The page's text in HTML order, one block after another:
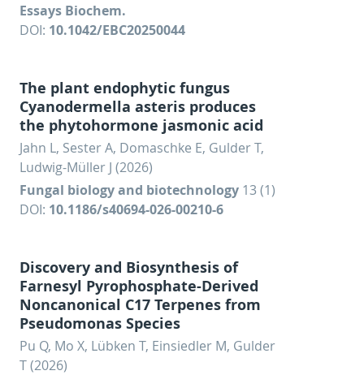
Essays Biochem.
DOI: 10.1042/EBC20250044
The plant endophytic fungus
Cyanodermella asteris produces
the phytohormone jasmonic acid
Jahn L, Sester A, Domaschke E, Gulder T,
Ludwig-Müller J (2026)
Fungal biology and biotechnology 13 (1)
DOI: 10.1186/s40694-026-00210-6
Discovery and Biosynthesis of
Farnesyl Pyrophosphate-Derived
Noncanonical C17 Terpenes from
Pseudomonas Species
Pu Q, Mo X, Lübken T, Einsiedler M, Gulder
T (2026)